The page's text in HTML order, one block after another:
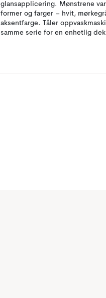
glansapplicering. Mønstrene
former og farger – hvit,
aksentfarge. Tåler
samme serie for en enhetlig